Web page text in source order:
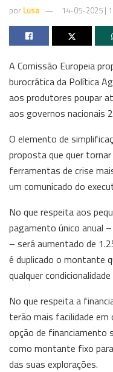
por Lusa 14-05-2025 |
A Comissão Europeia
burocrática da Política
aos produtores poupar
aos governos nacionais
O elemento de
proposta que quer
ferramentas de crise
um comunicado do
No que respeita aos
pagamento único anual
– será aumentado de
é duplicado o montante
qualquer
No que respeita a
terão mais facilidade
opção de financiamento
como montante fixo
das suas explorações.